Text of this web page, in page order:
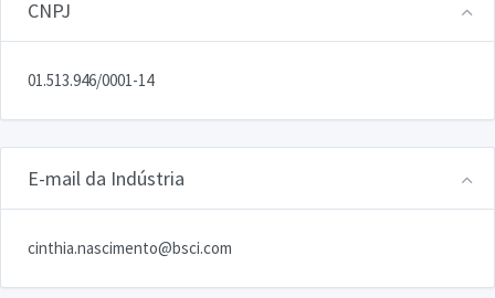
CNPJ
01.513.946/0001-14
E-mail da Indústria
cinthia.nascimento@bsci.com